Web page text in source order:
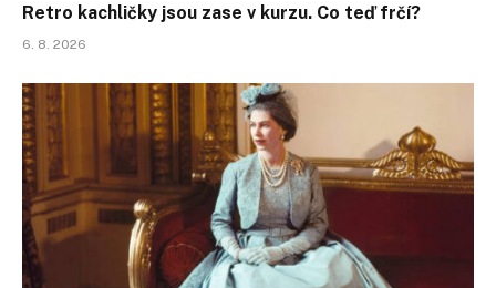
Retro kachličky jsou zase v kurzu. Co teď frčí?
6. 8. 2026